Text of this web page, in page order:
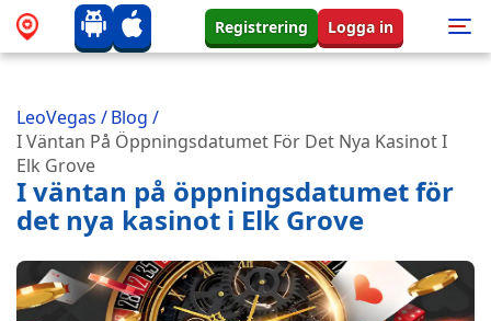
Registrering Logga in
LeoVegas /Blog /
I Väntan På Öppningsdatumet För Det Nya Kasinot I
Elk Grove
I väntan på öppningsdatumet för
det nya kasinot i Elk Grove